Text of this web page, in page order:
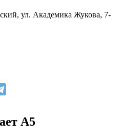
ул. Академика Жукова, 7-
А5